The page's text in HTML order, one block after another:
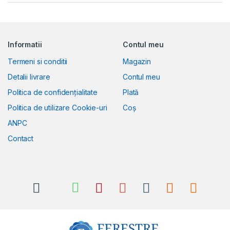
Informatii
Termeni si conditii
Detalii livrare
Politica de confidențialitate
Politica de utilizare Cookie-uri
ANPC
Contact
Contul meu
Magazin
Contul meu
Plată
Coș